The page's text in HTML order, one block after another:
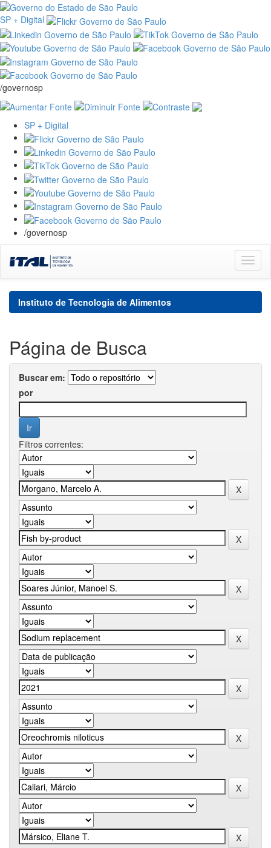
SP + Digital
/governosp
SP + Digital
/governosp
navigation
Instituto de Tecnologia de Alimentos
Página de Busca
Buscar em:
por
Filtros correntes: